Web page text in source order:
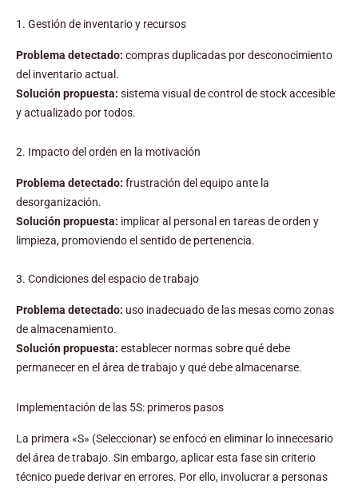
1. Gestión de inventario y recursos
Problema detectado: compras duplicadas por desconocimiento
del inventario actual.
Solución propuesta: sistema visual de control de stock accesible
y actualizado por todos.
2. Impacto del orden en la motivación
Problema detectado: frustración del equipo ante la
desorganización.
Solución propuesta: implicar al personal en tareas de orden y
limpieza, promoviendo el sentido de pertenencia.
3. Condiciones del espacio de trabajo
Problema detectado: uso inadecuado de las mesas como zonas
de almacenamiento.
Solución propuesta: establecer normas sobre qué debe
permanecer en el área de trabajo y qué debe almacenarse.
Implementación de las 5S: primeros pasos
La primera «S» (Seleccionar) se enfocó en eliminar lo innecesario
del área de trabajo. Sin embargo, aplicar esta fase sin criterio
técnico puede derivar en errores. Por ello, involucrar a personas